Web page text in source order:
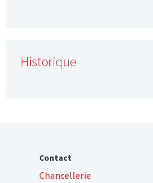
Historique
Contact
Chancellerie